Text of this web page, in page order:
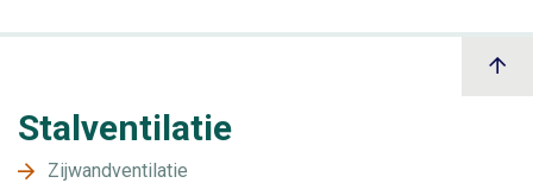
Stalventilatie
Zijwandventilatie